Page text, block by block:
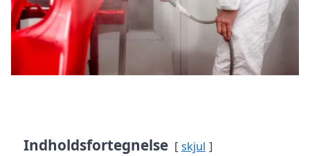
Indholdsfortegnelse skjul